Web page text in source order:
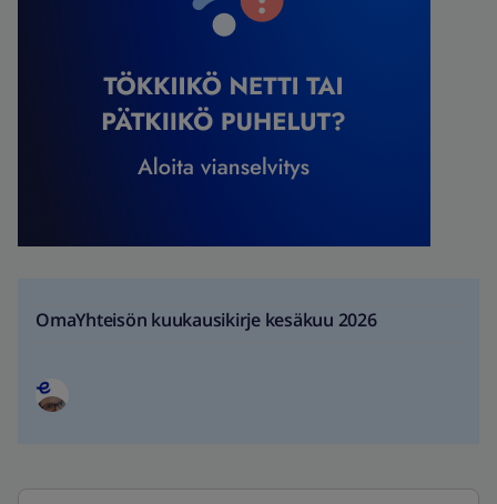
OmaYhteisön kuukausikirje kesäkuu 2026